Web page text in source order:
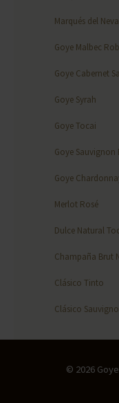
Marqués del
Goye Malbec
Goye Cabernet
Goye Syrah
Goye Tocai
Goye Sauvignon
Goye
Merlot Rosé
Dulce Natural
Champaña Brut
Clásico Tinto
Clásico
© 2026